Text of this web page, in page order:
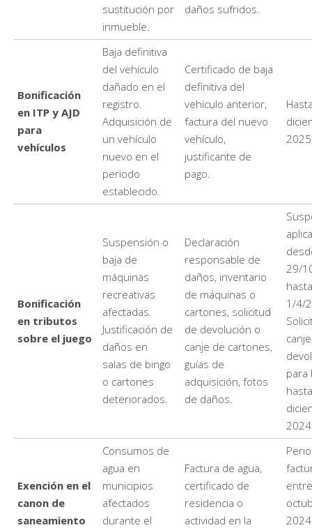
sustitución por
inmueble.
daños sufridos.
Bonificación
en ITP y AJD
para
vehículos
Baja definitiva
del vehículo
dañado en el
registro.
Adquisición de
un vehículo
nuevo en el
periodo
establecido.
Certificado de baja
definitiva del
vehículo anterior,
factura del nuevo
vehículo,
justificante de
pago.
Bonificación
en tributos
sobre el juego
Suspensión o
baja de
máquinas
recreativas
afectadas.
Justificación de
daños en
salas de bingo
o cartones
deteriorados.
Declaración
responsable de
daños, inventario
de máquinas o
cartones, solicitud
de devolución o
canje de cartones,
guías de
adquisición, fotos
de daños.
29/
1/4/
para
Exención en el
canon de
saneamiento
Consumos de
agua en
municipios
afectados
durante el
Factura de agua,
certificado de
residencia o
actividad en la